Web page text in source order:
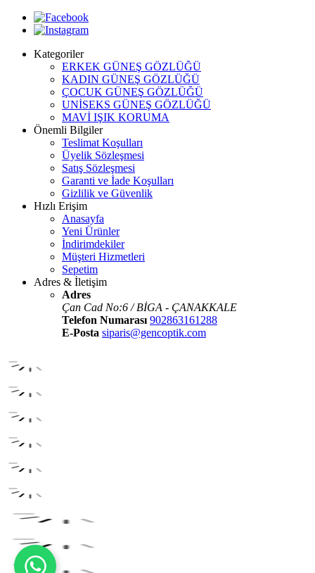
Kategoriler
ERKEK GÜNEŞ GÖZLÜĞÜ
KADIN GÜNEŞ GÖZLÜĞÜ
ÇOCUK GÜNEŞ GÖZLÜĞÜ
UNİSEKS GÜNEŞ GÖZLÜĞÜ
MAVİ IŞIK KORUMA
Önemli Bilgiler
Teslimat Koşulları
Üyelik Sözleşmesi
Satış Sözleşmesi
Garanti ve İade Koşulları
Gizlilik ve Güvenlik
Hızlı Erişim
Anasayfa
Yeni Ürünler
İndirimdekiler
Müşteri Hizmetleri
Sepetim
Adres & İletişim
Adres
Çan Cad No:6 / BİGA - ÇANAKKALE
Telefon Numarası 902863161288
E-Posta siparis@gencoptik.com